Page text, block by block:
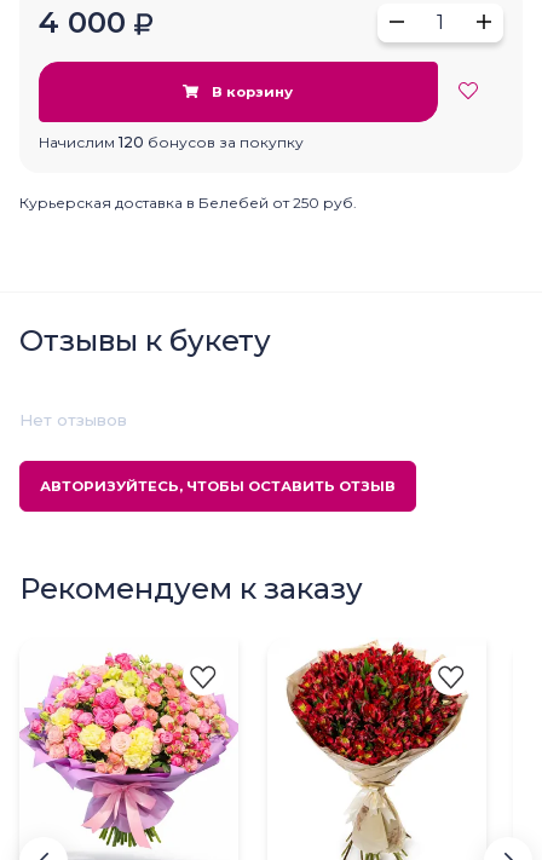
4 000 1
В корзину
Начислим 120 бонусов за покупку
Курьерская доставка в Белебей от 250 руб.
Отзывы к букету
Нет отзывов
АВТОРИЗУЙТЕСЬ, ЧТОБЫ ОСТАВИТЬ ОТЗЫВ
Рекомендуем к заказу